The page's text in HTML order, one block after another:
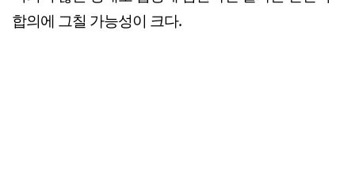
합의에 그칠 가능성이 크다.